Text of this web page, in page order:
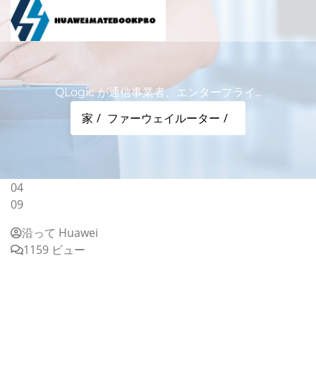
QLogic が通信事業者、エンタープライ...
家 ファーウェイルーター
04
09
沿って Huawei
1159 ビュー